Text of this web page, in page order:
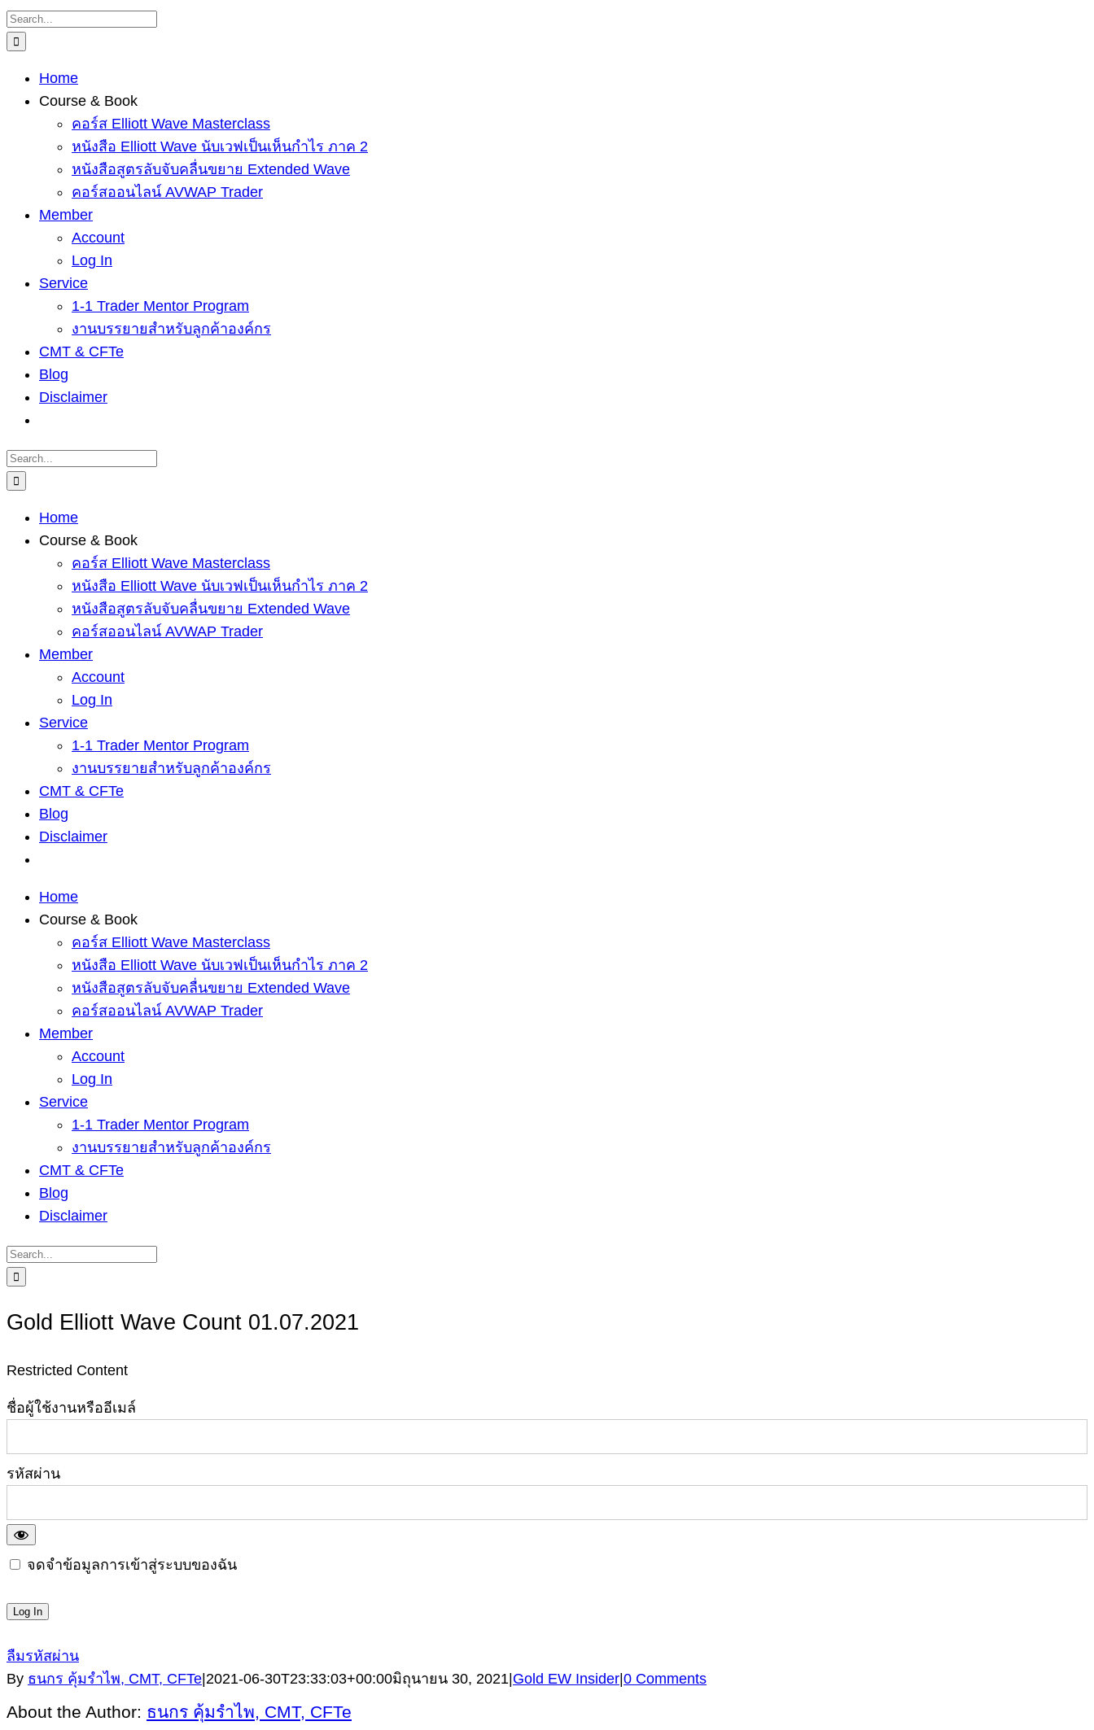
Skip
to
Search
for:
Home
Course & Book
คอร์ส Elliott Wave Masterclass
หนังสือ Elliott Wave นับเวฟเป็นเห็นกำไร ภาค 2
หนังสือสูตรลับจับคลื่นขยาย Extended Wave
คอร์สออนไลน์ AVWAP Trader
Member
Account
Log In
Service
1-1 Trader Mentor Program
งานบรรยายสำหรับลูกค้าองค์กร
CMT & CFTe
Blog
Disclaimer
Search
for:
Home
Course & Book
คอร์ส Elliott Wave Masterclass
หนังสือ Elliott Wave นับเวฟเป็นเห็นกำไร ภาค 2
หนังสือสูตรลับจับคลื่นขยาย Extended Wave
คอร์สออนไลน์ AVWAP Trader
Member
Account
Log In
Service
1-1 Trader Mentor Program
งานบรรยายสำหรับลูกค้าองค์กร
CMT & CFTe
Blog
Disclaimer
Home
Course & Book
คอร์ส Elliott Wave Masterclass
หนังสือ Elliott Wave นับเวฟเป็นเห็นกำไร ภาค 2
หนังสือสูตรลับจับคลื่นขยาย Extended Wave
คอร์สออนไลน์ AVWAP Trader
Member
Account
Log In
Service
1-1 Trader Mentor Program
งานบรรยายสำหรับลูกค้าองค์กร
CMT & CFTe
Blog
Disclaimer
Search
for:
Gold Elliott Wave Count 01.07.2021
Restricted Content
ชื่อผู้ใช้งานหรืออีเมล์
รหัสผ่าน
จดจำข้อมูลการเข้าสู่ระบบของฉัน
ลืมรหัสผ่าน
By ธนกร คุ้มรำไพ, CMT, CFTe|2021-06-30T23:33:03+00:00มิถุนายน 30, 2021|Gold EW Insider|0 Comments
About the Author: ธนกร คุ้มรำไพ, CMT, CFTe